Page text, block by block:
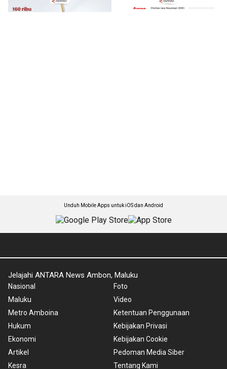
Unduh Mobile Apps untuk iOS dan Android
Jelajahi ANTARA News Ambon, Maluku
Nasional
Maluku
Metro Amboina
Hukum
Ekonomi
Artikel
Kesra
Foto
Video
Ketentuan Penggunaan
Kebijakan Privasi
Kebijakan Cookie
Pedoman Media Siber
Tentang Kami